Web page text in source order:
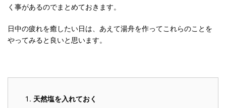
く事があるのでまとめておきます。
日中の疲れを癒したい日は、あえて湯舟を作ってこれらのことを
やってみると良いと思います。
天然塩を入れておく